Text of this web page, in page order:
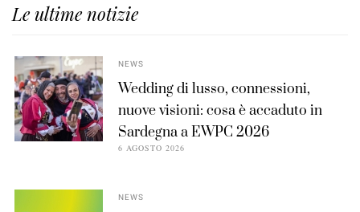
Le ultime notizie
NEWS
Wedding di lusso, connessioni,
nuove visioni: cosa è accaduto in
Sardegna a EWPC 2026
6 AGOSTO 2026
NEWS